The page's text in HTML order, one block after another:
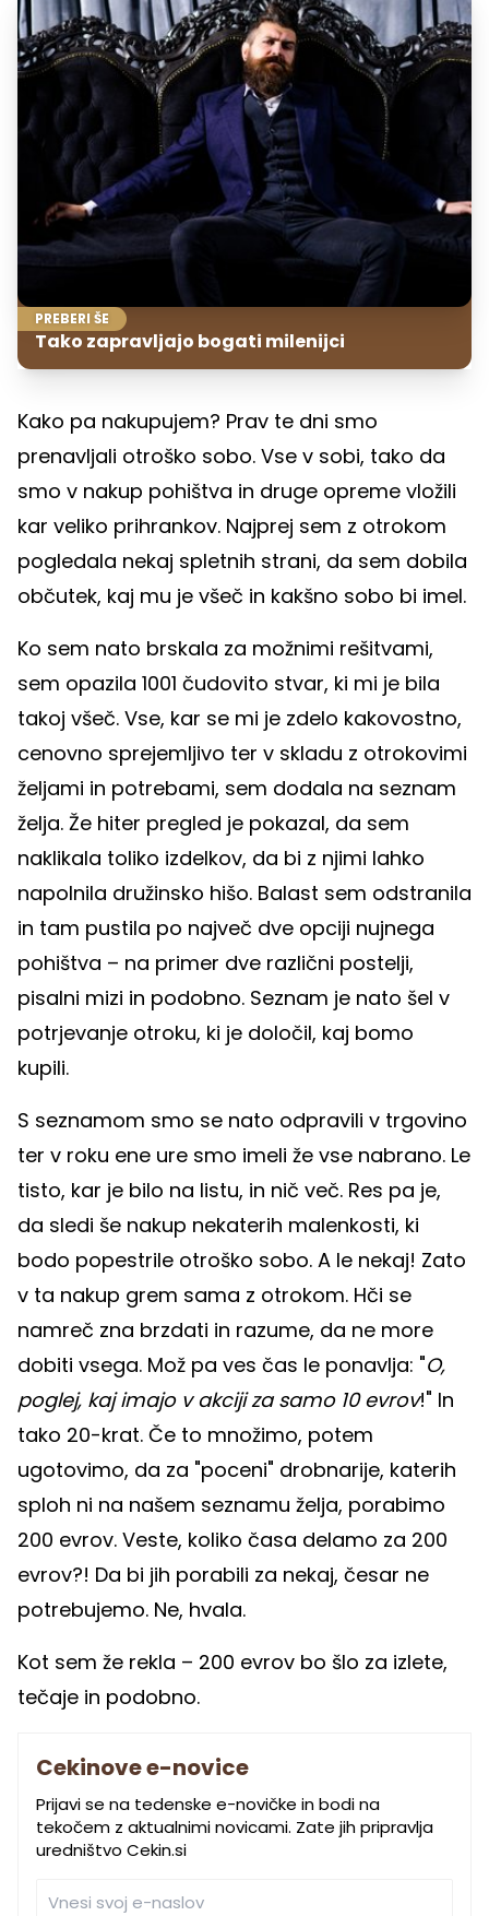
PREBERI ŠE
Tako zapravljajo bogati milenijci
Kako pa nakupujem? Prav te dni smo
prenavljali otroško sobo. Vse v sobi, tako da
smo v nakup pohištva in druge opreme vložili
kar veliko prihrankov. Najprej sem z otrokom
pogledala nekaj spletnih strani, da sem dobila
občutek, kaj mu je všeč in kakšno sobo bi imel.
Ko sem nato brskala za možnimi rešitvami,
sem opazila 1001 čudovito stvar, ki mi je bila
takoj všeč. Vse, kar se mi je zdelo kakovostno,
cenovno sprejemljivo ter v skladu z otrokovimi
željami in potrebami, sem dodala na seznam
želja. Že hiter pregled je pokazal, da sem
naklikala toliko izdelkov, da bi z njimi lahko
napolnila družinsko hišo. Balast sem odstranila
in tam pustila po največ dve opciji nujnega
pohištva – na primer dve različni postelji,
pisalni mizi in podobno. Seznam je nato šel v
potrjevanje otroku, ki je določil, kaj bomo
kupili.
S seznamom smo se nato odpravili v trgovino
ter v roku ene ure smo imeli že vse nabrano. Le
tisto, kar je bilo na listu, in nič več. Res pa je,
da sledi še nakup nekaterih malenkosti, ki
bodo popestrile otroško sobo. A le nekaj! Zato
v ta nakup grem sama z otrokom. Hči se
namreč zna brzdati in razume, da ne more
dobiti vsega. Mož pa ves čas le ponavlja: "O,
poglej, kaj imajo v akciji za samo 10 evrov!" In
tako 20-krat. Če to množimo, potem
ugotovimo, da za "poceni" drobnarije, katerih
sploh ni na našem seznamu želja, porabimo
200 evrov. Veste, koliko časa delamo za 200
evrov?! Da bi jih porabili za nekaj, česar ne
potrebujemo. Ne, hvala.
Kot sem že rekla – 200 evrov bo šlo za izlete,
tečaje in podobno.
Cekinove e-novice
Prijavi se na tedenske e-novičke in bodi na
tekočem z aktualnimi novicami. Zate jih pripravlja
uredništvo Cekin.si